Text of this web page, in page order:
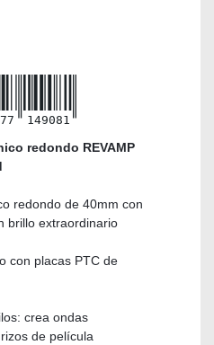
149081
redondo REVAMP
redondo de 40mm con
brillo extraordinario
con placas PTC de
crea ondas
de película